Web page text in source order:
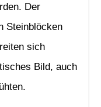
Der
Steinblöcken
sich
Bild, auch